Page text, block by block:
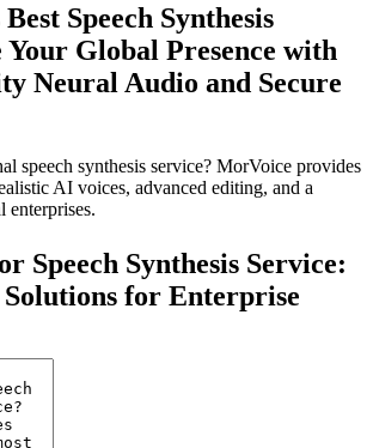
Speech Synthesis
Your Global Presence with
Neural Audio and Secure
speech synthesis service? MorVoice provides
AI voices, advanced editing, and a
enterprises.
Speech Synthesis Service:
for Enterprise